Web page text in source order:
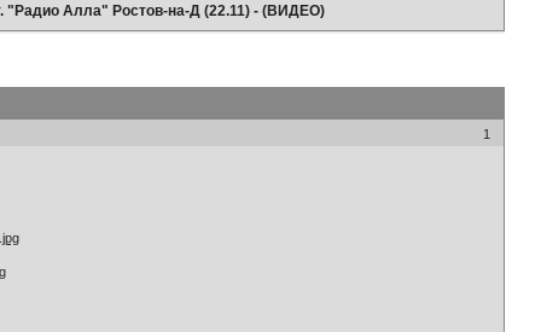
"Радио Алла" Ростов-на-Д (22.11) - (ВИДЕО)
1